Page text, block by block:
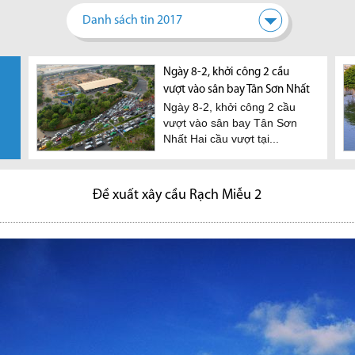
Danh sách tin 2017
HoREA kiến nghị giãn tiến độ
nộp tiền sử dụng đất
HoREA đề xuất cho cá nhân,
hộ gia đình và doanh nghiệp
được giãn tiến độ...
Thị trường văn phòng cho
thuê tại trung tâm Tp.HCM
tiếp tục khan hiếm đến hết
năm 2020
Theo Savills Việt Nam, nguồn
TP.HCM kiến nghị đầu tư 2
tuyến cao tốc đi Bình Phước,
Tây Ninh
UBND TP.HCM vừa kiến nghị
Bộ Giao thông vận tải ưu tiên
Ngày 8-2, khởi công 2 cầu
vượt vào sân bay Tân Sơn Nhất
Ngày 8-2, khởi công 2 cầu
vượt vào sân bay Tân Sơn
Nhất Hai cầu vượt tại...
Đề xuất xây cầu Rạch Miễu 2